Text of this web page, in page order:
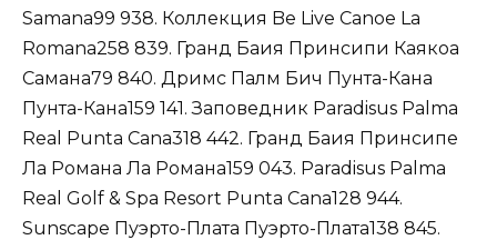
Samana99 938. Коллекция Be Live Canoe La
Romana258 839. Гранд Баия Принсипи Каякоа
Самана79 840. Дримс Палм Бич Пунта-Кана
Пунта-Кана159 141. Заповедник Paradisus Palma
Real Punta Cana318 442. Гранд Баия Принсипе
Ла Романа Ла Романа159 043. Paradisus Palma
Real Golf & Spa Resort Punta Cana128 944.
Sunscape Пуэрто-Плата Пуэрто-Плата138 845.